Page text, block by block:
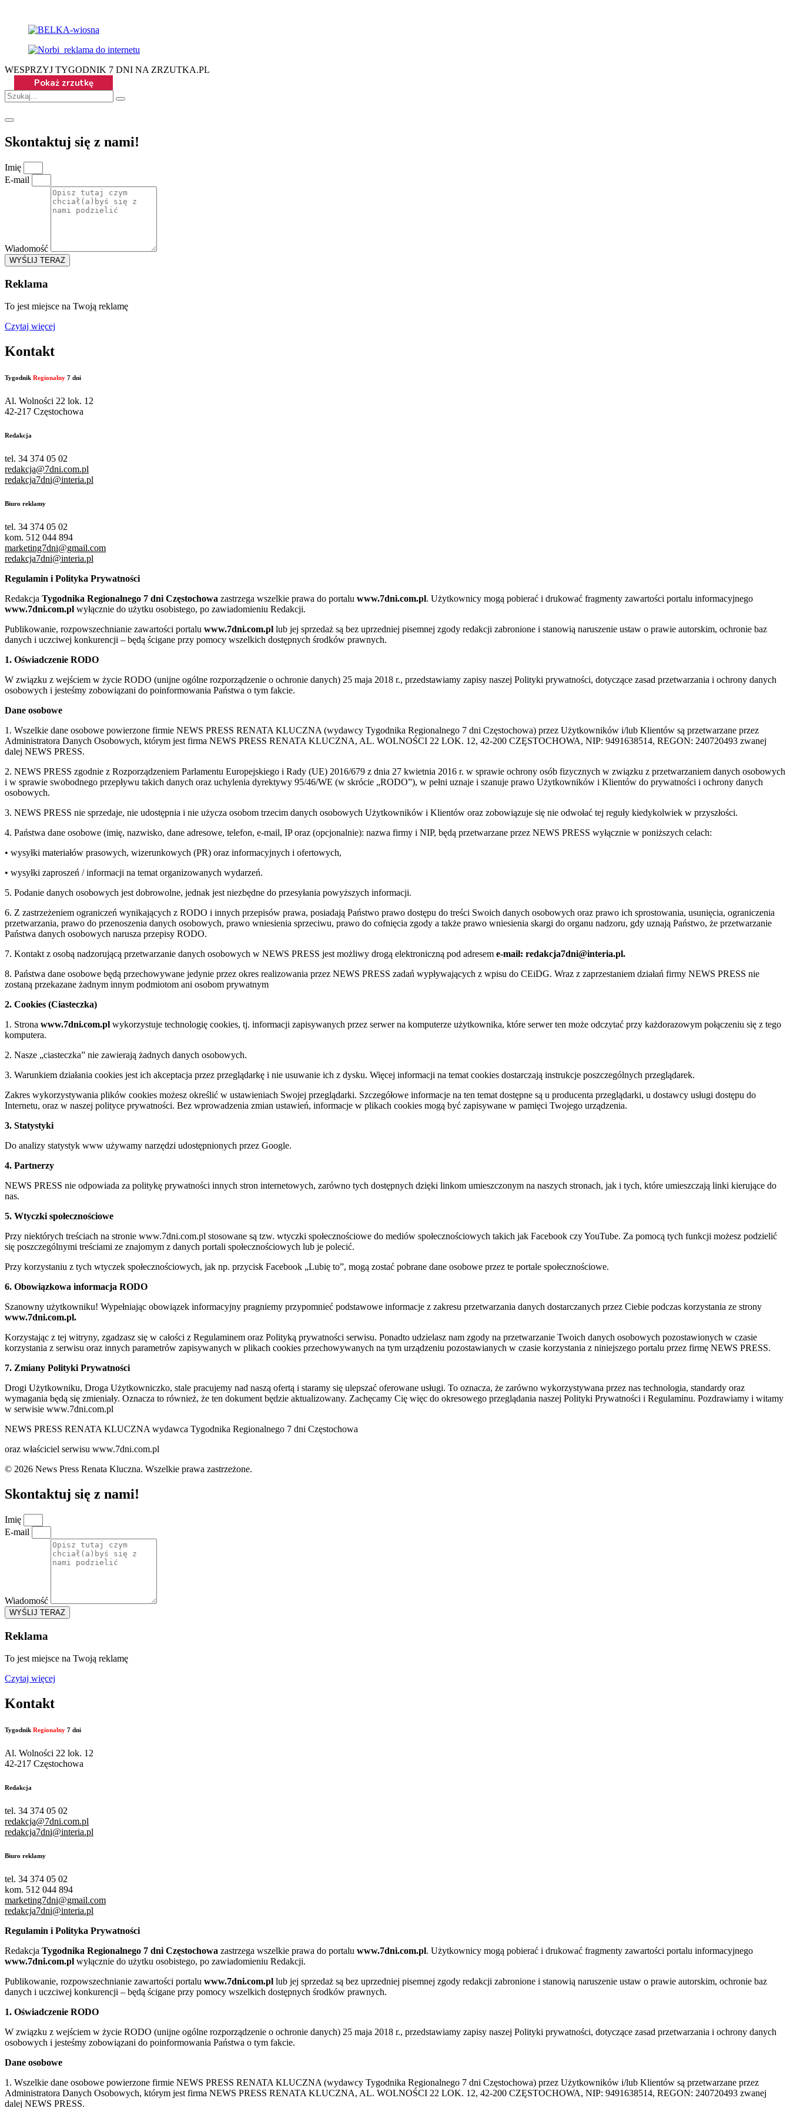
WESPRZYJ TYGODNIK 7 DNI NA ZRZUTKA.PL
Skontaktuj się z nami!
Imię
E-mail
Wiadomość
WYŚLIJ TERAZ
Reklama
To jest miejsce na Twoją reklamę
Czytaj więcej
Kontakt
Tygodnik Regionalny 7 dni
Al. Wolności 22 lok. 12
42-217 Częstochowa
Redakcja
tel. 34 374 05 02
redakcja@7dni.com.pl
redakcja7dni@interia.pl
Biuro reklamy
tel. 34 374 05 02
kom. 512 044 894
marketing7dni@gmail.com
redakcja7dni@interia.pl
Regulamin i Polityka Prywatności
Redakcja Tygodnika Regionalnego 7 dni Częstochowa zastrzega wszelkie prawa do portalu www.7dni.com.pl. Użytkownicy mogą pobierać i drukować fragmenty zawartości portalu informacyjnego
www.7dni.com.pl wyłącznie do użytku osobistego, po zawiadomieniu Redakcji.
Publikowanie, rozpowszechnianie zawartości portalu www.7dni.com.pl lub jej sprzedaż są bez uprzedniej pisemnej zgody redakcji zabronione i stanowią naruszenie ustaw o prawie autorskim, ochronie baz
danych i uczciwej konkurencji – będą ścigane przy pomocy wszelkich dostępnych środków prawnych.
1. Oświadczenie RODO
W związku z wejściem w życie RODO (unijne ogólne rozporządzenie o ochronie danych) 25 maja 2018 r., przedstawiamy zapisy naszej Polityki prywatności, dotyczące zasad przetwarzania i ochrony danych
osobowych i jesteśmy zobowiązani do poinformowania Państwa o tym fakcie.
Dane osobowe
1. Wszelkie dane osobowe powierzone firmie NEWS PRESS RENATA KLUCZNA (wydawcy Tygodnika Regionalnego 7 dni Częstochowa) przez Użytkowników i/lub Klientów są przetwarzane przez
Administratora Danych Osobowych, którym jest firma NEWS PRESS RENATA KLUCZNA, AL. WOLNOŚCI 22 LOK. 12, 42-200 CZĘSTOCHOWA, NIP: 9491638514, REGON: 240720493 zwanej
dalej NEWS PRESS.
2. NEWS PRESS zgodnie z Rozporządzeniem Parlamentu Europejskiego i Rady (UE) 2016/679 z dnia 27 kwietnia 2016 r. w sprawie ochrony osób fizycznych w związku z przetwarzaniem danych osobowych
i w sprawie swobodnego przepływu takich danych oraz uchylenia dyrektywy 95/46/WE (w skrócie „RODO”), w pełni uznaje i szanuje prawo Użytkowników i Klientów do prywatności i ochrony danych
osobowych.
3. NEWS PRESS nie sprzedaje, nie udostępnia i nie użycza osobom trzecim danych osobowych Użytkowników i Klientów oraz zobowiązuje się nie odwołać tej reguły kiedykolwiek w przyszłości.
4. Państwa dane osobowe (imię, nazwisko, dane adresowe, telefon, e-mail, IP oraz (opcjonalnie): nazwa firmy i NIP, będą przetwarzane przez NEWS PRESS wyłącznie w poniższych celach:
• wysyłki materiałów prasowych, wizerunkowych (PR) oraz informacyjnych i ofertowych,
• wysyłki zaproszeń / informacji na temat organizowanych wydarzeń.
5. Podanie danych osobowych jest dobrowolne, jednak jest niezbędne do przesyłania powyższych informacji.
6. Z zastrzeżeniem ograniczeń wynikających z RODO i innych przepisów prawa, posiadają Państwo prawo dostępu do treści Swoich danych osobowych oraz prawo ich sprostowania, usunięcia, ograniczenia
przetwarzania, prawo do przenoszenia danych osobowych, prawo wniesienia sprzeciwu, prawo do cofnięcia zgody a także prawo wniesienia skargi do organu nadzoru, gdy uznają Państwo, że przetwarzanie
Państwa danych osobowych narusza przepisy RODO.
7. Kontakt z osobą nadzorującą przetwarzanie danych osobowych w NEWS PRESS jest możliwy drogą elektroniczną pod adresem e-mail: redakcja7dni@interia.pl.
8. Państwa dane osobowe będą przechowywane jedynie przez okres realizowania przez NEWS PRESS zadań wypływających z wpisu do CEiDG. Wraz z zaprzestaniem działań firmy NEWS PRESS nie
zostaną przekazane żadnym innym podmiotom ani osobom prywatnym
2. Cookies (Ciasteczka)
1. Strona www.7dni.com.pl wykorzystuje technologię cookies, tj. informacji zapisywanych przez serwer na komputerze użytkownika, które serwer ten może odczytać przy każdorazowym połączeniu się z tego
komputera.
2. Nasze „ciasteczka” nie zawierają żadnych danych osobowych.
3. Warunkiem działania cookies jest ich akceptacja przez przeglądarkę i nie usuwanie ich z dysku. Więcej informacji na temat cookies dostarczają instrukcje poszczególnych przeglądarek.
Zakres wykorzystywania plików cookies możesz określić w ustawieniach Swojej przeglądarki. Szczegółowe informacje na ten temat dostępne są u producenta przeglądarki, u dostawcy usługi dostępu do
Internetu, oraz w naszej polityce prywatności. Bez wprowadzenia zmian ustawień, informacje w plikach cookies mogą być zapisywane w pamięci Twojego urządzenia.
3. Statystyki
Do analizy statystyk www używamy narzędzi udostępnionych przez Google.
4. Partnerzy
NEWS PRESS nie odpowiada za politykę prywatności innych stron internetowych, zarówno tych dostępnych dzięki linkom umieszczonym na naszych stronach, jak i tych, które umieszczają linki kierujące do
nas.
5. Wtyczki społecznościowe
Przy niektórych treściach na stronie www.7dni.com.pl stosowane są tzw. wtyczki społecznościowe do mediów społecznościowych takich jak Facebook czy YouTube. Za pomocą tych funkcji możesz podzielić
się poszczególnymi treściami ze znajomym z danych portali społecznościowych lub je polecić.
Przy korzystaniu z tych wtyczek społecznościowych, jak np. przycisk Facebook „Lubię to”, mogą zostać pobrane dane osobowe przez te portale społecznościowe.
6. Obowiązkowa informacja RODO
Szanowny użytkowniku! Wypełniając obowiązek informacyjny pragniemy przypomnieć podstawowe informacje z zakresu przetwarzania danych dostarczanych przez Ciebie podczas korzystania ze strony
www.7dni.com.pl.
Korzystając z tej witryny, zgadzasz się w całości z Regulaminem oraz Polityką prywatności serwisu. Ponadto udzielasz nam zgody na przetwarzanie Twoich danych osobowych pozostawionych w czasie
korzystania z serwisu oraz innych parametrów zapisywanych w plikach cookies przechowywanych na tym urządzeniu pozostawianych w czasie korzystania z niniejszego portalu przez firmę NEWS PRESS.
7. Zmiany Polityki Prywatności
Drogi Użytkowniku, Droga Użytkowniczko, stale pracujemy nad naszą ofertą i staramy się ulepszać oferowane usługi. To oznacza, że zarówno wykorzystywana przez nas technologia, standardy oraz
wymagania będą się zmieniały. Oznacza to również, że ten dokument będzie aktualizowany. Zachęcamy Cię więc do okresowego przeglądania naszej Polityki Prywatności i Regulaminu. Pozdrawiamy i witamy
w serwisie www.7dni.com.pl
NEWS PRESS RENATA KLUCZNA wydawca Tygodnika Regionalnego 7 dni Częstochowa
oraz właściciel serwisu www.7dni.com.pl
© 2026 News Press Renata Kluczna. Wszelkie prawa zastrzeżone.
Skontaktuj się z nami!
Imię
E-mail
Wiadomość
WYŚLIJ TERAZ
Reklama
To jest miejsce na Twoją reklamę
Czytaj więcej
Kontakt
Tygodnik Regionalny 7 dni
Al. Wolności 22 lok. 12
42-217 Częstochowa
Redakcja
tel. 34 374 05 02
redakcja@7dni.com.pl
redakcja7dni@interia.pl
Biuro reklamy
tel. 34 374 05 02
kom. 512 044 894
marketing7dni@gmail.com
redakcja7dni@interia.pl
Regulamin i Polityka Prywatności
Redakcja Tygodnika Regionalnego 7 dni Częstochowa zastrzega wszelkie prawa do portalu www.7dni.com.pl. Użytkownicy mogą pobierać i drukować fragmenty zawartości portalu informacyjnego
www.7dni.com.pl wyłącznie do użytku osobistego, po zawiadomieniu Redakcji.
Publikowanie, rozpowszechnianie zawartości portalu www.7dni.com.pl lub jej sprzedaż są bez uprzedniej pisemnej zgody redakcji zabronione i stanowią naruszenie ustaw o prawie autorskim, ochronie baz
danych i uczciwej konkurencji – będą ścigane przy pomocy wszelkich dostępnych środków prawnych.
1. Oświadczenie RODO
W związku z wejściem w życie RODO (unijne ogólne rozporządzenie o ochronie danych) 25 maja 2018 r., przedstawiamy zapisy naszej Polityki prywatności, dotyczące zasad przetwarzania i ochrony danych
osobowych i jesteśmy zobowiązani do poinformowania Państwa o tym fakcie.
Dane osobowe
1. Wszelkie dane osobowe powierzone firmie NEWS PRESS RENATA KLUCZNA (wydawcy Tygodnika Regionalnego 7 dni Częstochowa) przez Użytkowników i/lub Klientów są przetwarzane przez
Administratora Danych Osobowych, którym jest firma NEWS PRESS RENATA KLUCZNA, AL. WOLNOŚCI 22 LOK. 12, 42-200 CZĘSTOCHOWA, NIP: 9491638514, REGON: 240720493 zwanej
dalej NEWS PRESS.